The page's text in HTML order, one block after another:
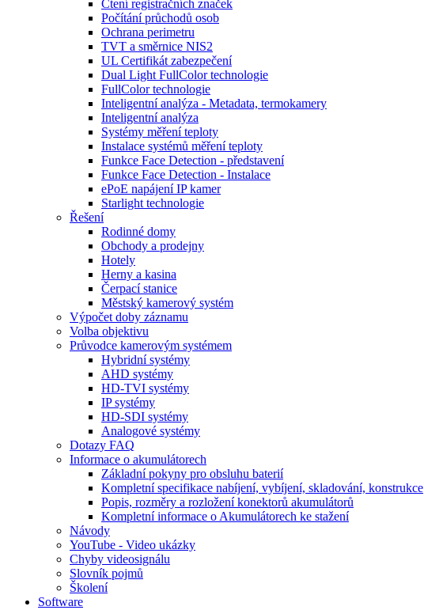
Čtení registračních značek
Počítání průchodů osob
Ochrana perimetru
TVT a směrnice NIS2
UL Certifikát zabezpečení
Dual Light FullColor technologie
FullColor technologie
Inteligentní analýza - Metadata, termokamery
Inteligentní analýza
Systémy měření teploty
Instalace systémů měření teploty
Funkce Face Detection - představení
Funkce Face Detection - Instalace
ePoE napájení IP kamer
Starlight technologie
Řešení
Rodinné domy
Obchody a prodejny
Hotely
Herny a kasina
Čerpací stanice
Městský kamerový systém
Výpočet doby záznamu
Volba objektivu
Průvodce kamerovým systémem
Hybridní systémy
AHD systémy
HD-TVI systémy
IP systémy
HD-SDI systémy
Analogové systémy
Dotazy FAQ
Informace o akumulátorech
Základní pokyny pro obsluhu baterií
Kompletní specifikace nabíjení, vybíjení, skladování, konstrukce
Popis, rozměry a rozložení konektorů akumulátorů
Kompletní informace o Akumulátorech ke stažení
Návody
YouTube - Video ukázky
Chyby videosignálu
Slovník pojmů
Školení
Software